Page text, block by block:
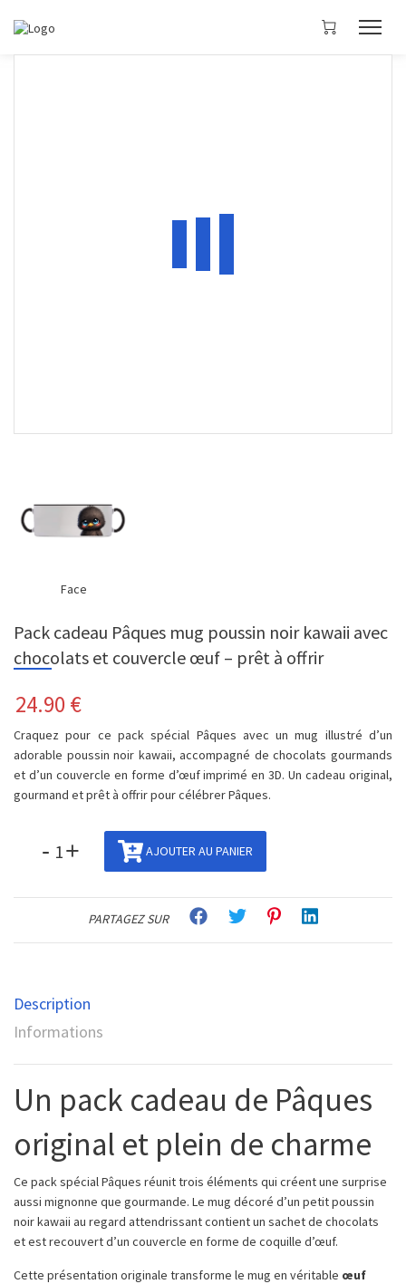
Face
Pack cadeau Pâques mug poussin noir kawaii avec
chocolats et couvercle œuf – prêt à offrir
24.90 €
Craquez pour ce pack spécial Pâques avec un mug illustré d’un
adorable poussin noir kawaii, accompagné de chocolats gourmands
et d’un couvercle en forme d’œuf imprimé en 3D. Un cadeau original,
gourmand et prêt à offrir pour célébrer Pâques.
- + AJOUTER AU PANIER
PARTAGEZ SUR
Description
Informations
Un pack cadeau de Pâques
original et plein de charme
Ce pack spécial Pâques réunit trois éléments qui créent une surprise
aussi mignonne que gourmande. Le mug décoré d’un petit poussin
noir kawaii au regard attendrissant contient un sachet de chocolats
et est recouvert d’un couvercle en forme de coquille d’œuf.
Cette présentation originale transforme le mug en véritable œuf